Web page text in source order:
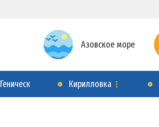
Азовское море
Геническ Кирилловка